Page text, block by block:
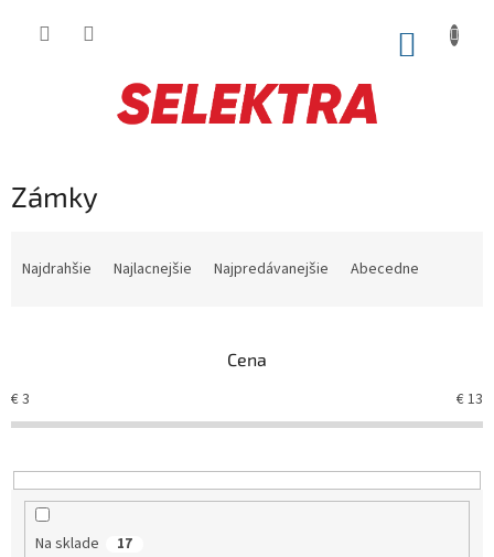
Zámky
e
p
r
d
Najdrahšie Najlacnejšie Najpredávanejšie Abecedne
Cena
€3 €13
Na sklade 17